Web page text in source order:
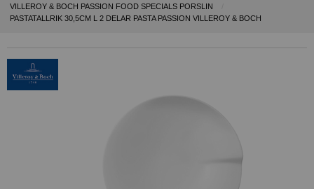
VILLEROY & BOCH PASSION FOOD SPECIALS PORSLIN
PASTATALLRIK 30,5CM L 2 DELAR PASTA PASSION VILLEROY & BOCH